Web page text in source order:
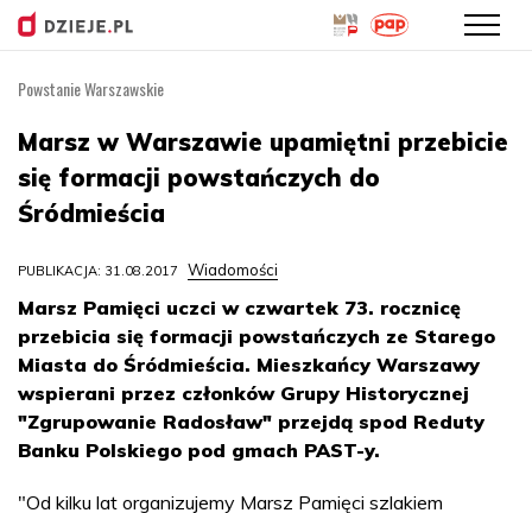
treści
Powstanie Warszawskie
Marsz w Warszawie upamiętni przebicie
się formacji powstańczych do
Śródmieścia
PUBLIKACJA: 31.08.2017 Wiadomości
Marsz Pamięci uczci w czwartek 73. rocznicę
przebicia się formacji powstańczych ze Starego
Miasta do Śródmieścia. Mieszkańcy Warszawy
wspierani przez członków Grupy Historycznej
"Zgrupowanie Radosław" przejdą spod Reduty
Banku Polskiego pod gmach PAST-y.
"Od kilku lat organizujemy Marsz Pamięci szlakiem